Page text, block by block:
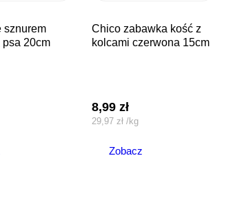
psa 20cm
chico zabawka kość z
kolcami czerwona 15cm
8,99 zł
29,97 zł /kg
Zobacz